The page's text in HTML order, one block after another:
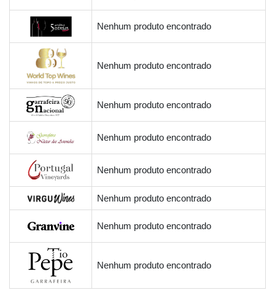
Nenhum produto encontrado
Nenhum produto encontrado
Nenhum produto encontrado
Nenhum produto encontrado
Nenhum produto encontrado
Nenhum produto encontrado
Nenhum produto encontrado
Nenhum produto encontrado